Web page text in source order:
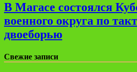
В Магасе состоялся
военного округа по
двоеборью
Свежие записи